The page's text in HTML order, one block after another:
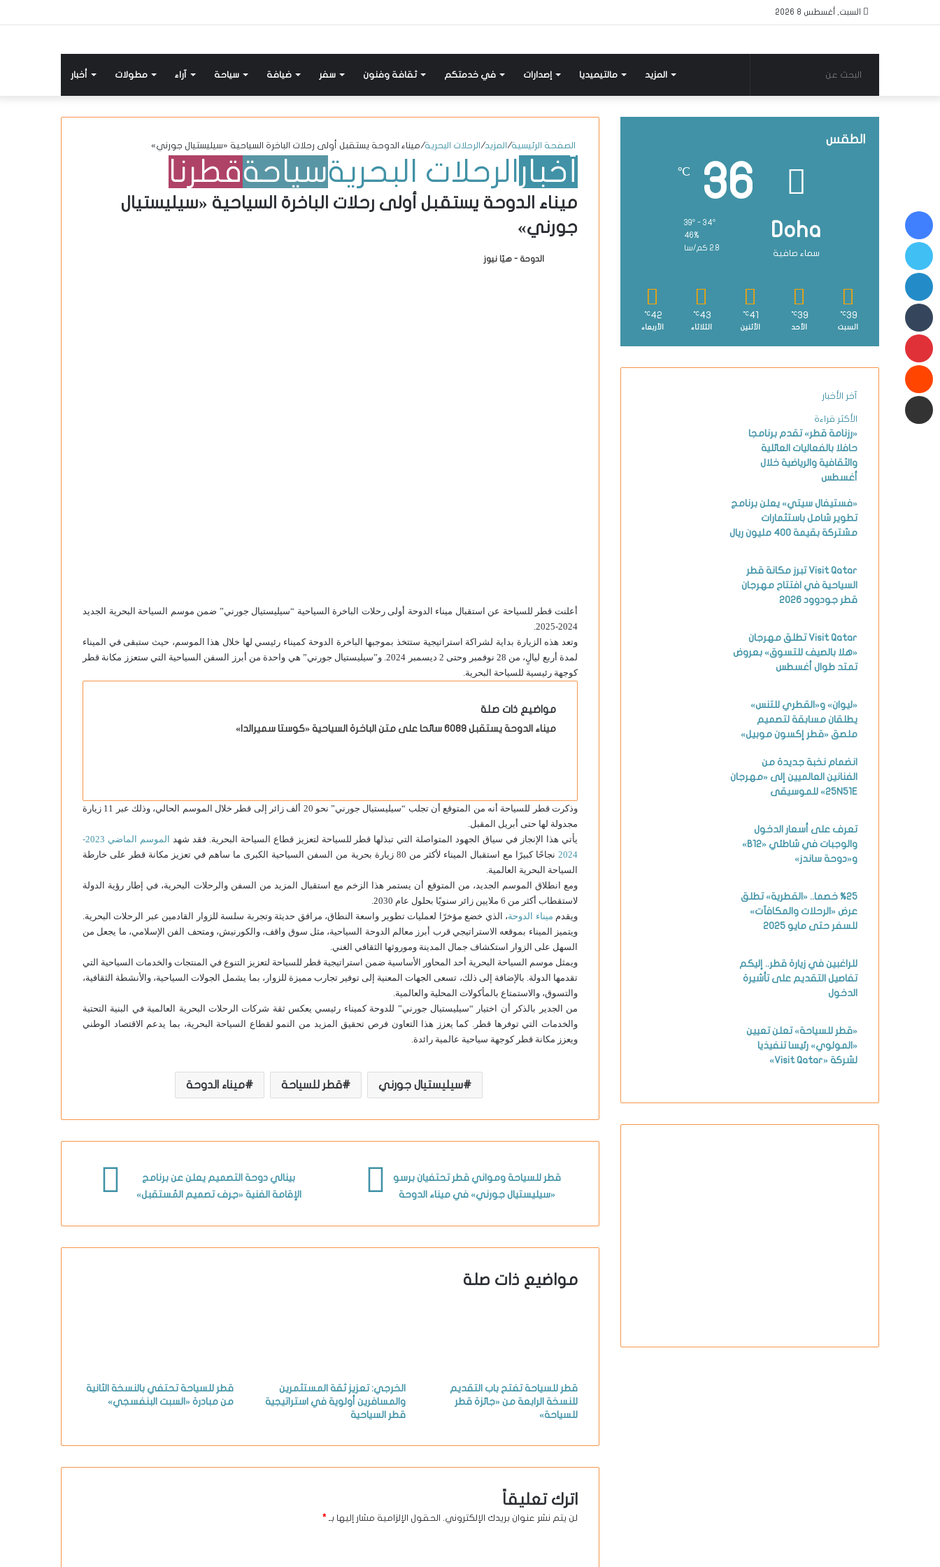
السبت, أغسطس 8 2026
أخبار مطولات آراء سياحة ضيافة سفر ثقافة وفنون في خدمتكم إصدارات مالتيميديا المزيد البحث
عن
الصفحة الرئيسية/ المزيد/ الرحلات البحرية/ميناء الدوحة يستقبل أولى رحلات الباخرة السياحية «سيليستيال جورني»
أخبار الرحلات البحريةسياحةقطرنا
ميناء الدوحة يستقبل أولى رحلات الباخرة السياحية «سيليستيال
جورني»
الدوحة - هيّا نيوز
أعلنت قطر للسياحة عن استقبال ميناء الدوحة أولى رحلات الباخرة السياحية “سيليستيال جورني” ضمن موسم السياحة البحرية الجديد
2024-2025.
وتعد هذه الزيارة بداية لشراكة استراتيجية ستتخذ بموجبها الباخرة الدوحة كميناء رئيسي لها خلال هذا الموسم، حيث ستبقى في الميناء
لمدة أربع ليالٍ، من 28 نوفمبر وحتى 2 ديسمبر 2024. و”سيليستيال جورني” هي واحدة من أبرز السفن السياحية التي ستعزز مكانة قطر
كوجهة رئيسية للسياحة البحرية.
مواضيع ذات صلة
ميناء الدوحة يستقبل 6089 سائحا على متن الباخرة السياحية «كوستا سميرالدا»
وذكرت قطر للسياحة أنه من المتوقع أن تجلب “سيليستيال جورني” نحو 20 ألف زائر إلى قطر خلال الموسم الحالي، وذلك عبر 11 زيارة
مجدولة لها حتى أبريل المقبل.
يأتي هذا الإنجاز في سياق الجهود المتواصلة التي تبذلها قطر للسياحة لتعزيز قطاع السياحة البحرية. فقد شهد
الموسم الماضي 2023-
2024
نجاحًا كبيرًا مع استقبال الميناء لأكثر من 80 زيارة بحرية من السفن السياحية الكبرى ما ساهم في تعزيز مكانة قطر على خارطة
السياحة البحرية العالمية.
ومع انطلاق الموسم الجديد، من المتوقع أن يستمر هذا الزخم مع استقبال المزيد من السفن والرحلات البحرية، في إطار رؤية الدولة
لاستقطاب أكثر من 6 ملايين زائر سنويًا بحلول عام 2030.
ويقدم ميناء الدوحة، الذي خضع مؤخرًا لعمليات تطوير واسعة النطاق، مرافق حديثة وتجربة سلسة للزوار القادمين عبر الرحلات البحرية.
ويتميز الميناء بموقعه الاستراتيجي قرب أبرز معالم الدوحة السياحية، مثل سوق واقف، والكورنيش، ومتحف الفن الإسلامي، ما يجعل من
السهل على الزوار استكشاف جمال المدينة وموروثها الثقافي الغني.
ويمثل موسم السياحة البحرية أحد المحاور الأساسية ضمن استراتيجية قطر للسياحة لتعزيز التنوع في المنتجات والخدمات السياحية التي
تقدمها الدولة. بالإضافة إلى ذلك، تسعى الجهات المعنية إلى توفير تجارب مميزة للزوار، بما يشمل الجولات السياحية، والأنشطة الثقافية،
والتسوق، والاستمتاع بالمأكولات المحلية والعالمية.
من الجدير بالذكر أن اختيار “سيليستيال جورني” للدوحة كميناء رئيسي يعكس ثقة شركات الرحلات البحرية العالمية في البنية التحتية
والخدمات التي توفرها قطر. كما يعزز هذا التعاون فرص تحقيق المزيد من النمو لقطاع السياحة البحرية، بما يدعم الاقتصاد الوطني
ويعزز مكانة قطر كوجهة سياحية عالمية رائدة.
سيليستيال جورني قطر للسياحة ميناء الدوحة
بينالي دوحة التصميم يعلن عن برنامج
الإقامة الفنية «حِرف تصميم المُستقبل»
قطر للسياحة ومواني قطر تحتفيان برسو
«سيليستيال جورني» في ميناء الدوحة
مواضيع ذات صلة
قطر للسياحة تحتفي بالنسخة الثانية
من مبادرة «السبت البنفسجي»
الخرجي: تعزيز ثقة المستثمرين
والمسافرين أولوية في استراتيجية
قطر السياحية
قطر للسياحة تفتح باب التقديم
للنسخة الرابعة من «جائزة قطر
للسياحة»
اترك تعليقاً
لن يتم نشر عنوان بريدك الإلكتروني. الحقول الإلزامية مشار إليها بـ *
الطقس
Doha
سماء صافية
36
℃
39º - 34º
46%
2.8 كم/سا
39
℃
السبت
39
℃
الأحد
41
℃
الأثنين
43
℃
الثلاثاء
42
℃
الأربعاء
آخر الأخبار
الأكثر قراءة
«رزنامة قطر» تقدم برنامجا
حافلا بالفعاليات العائلية
والثقافية والرياضية خلال
أغسطس
«فستيفال سيتي» يعلن برنامج
تطوير شامل باستثمارات
مشتركة بقيمة 400 مليون ريال
Visit Qatar تبرز مكانة قطر
السياحية في افتتاح مهرجان
قطر جودوود 2026
Visit Qatar تطلق مهرجان
«هلا بالصيف للتسوق» بعروض
تمتد طوال أغسطس
«ليوان» و«القطري للتنس»
يطلقان مسابقة لتصميم
ملصق «قطر إكسون موبيل»
انضمام نخبة جديدة من
الفنانين العالميين إلى «مهرجان
25N51E» للموسيقى
تعرف على أسعار الدخول
والوجبات في شاطئي «B12»
و«دوحة ساندز»
%25 خصما.. «القطرية» تطلق
عرض «الرحلات والمكافآت»
للسفر حتى مايو 2025
للراغبين في زيارة قطر.. إليكم
تفاصيل التقديم على تأشيرة
الدخول
«قطر للسياحة» تعلن تعيين
«المولوي» رئيسا تنفيذيا
لشركة «Visit Qatar»
فيسبوك
تويتر
لينكدإن
بينتيريست
شارك عبر البريد الإلكتروني